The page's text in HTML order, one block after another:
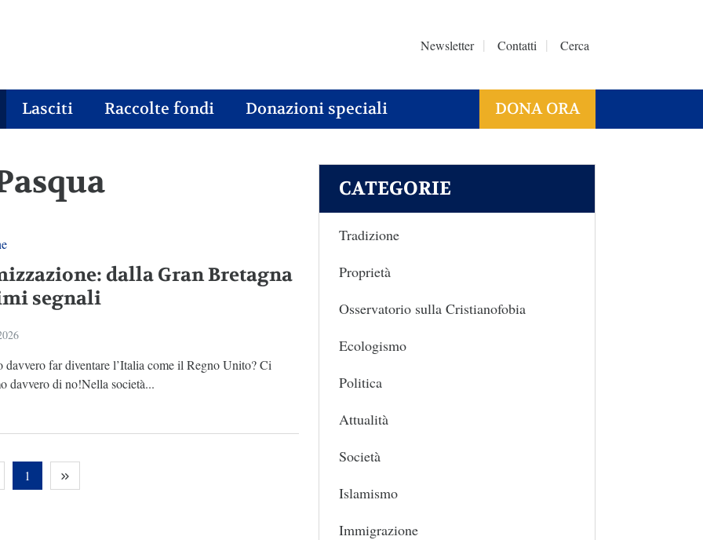
Newsletter Contatti Cerca
Lasciti Raccolte fondi Donazioni speciali DONA ORA
dalla Gran Bretagna
segnali
davvero far diventare l’Italia come il Regno Unito? Ci
davvero di no!Nella società...
1
CATEGORIE
Tradizione
Proprietà
Osservatorio sulla Cristianofobia
Ecologismo
Politica
Attualità
Società
Islamismo
Immigrazione